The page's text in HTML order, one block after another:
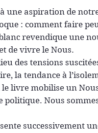
une aspiration de
: comment faire
revendique une
de vivre le Nous.
des tensions
la tendance à
livre mobilise un
politique. Nous
successivement